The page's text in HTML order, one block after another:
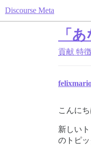
Discourse Meta
「
貢献 特徴
こんにち
新しい
のトピ